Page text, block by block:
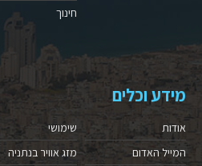
חינוך
מידע וכלים
אודות
המייל האדום
שימושי
מזג אוויר בנתניה